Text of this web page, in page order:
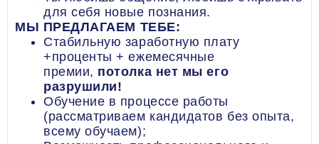
для себя новые познания.
МЫ ПРЕДЛАГАЕМ ТЕБЕ:
Стабильную заработную плату
+проценты + ежемесячные
премии, потолка нет мы его
разрушили!
Обучение в процессе работы
(рассматриваем кандидатов без опыта,
всему обучаем);